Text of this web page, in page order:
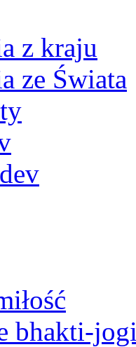
z kraju
ze Świata
bhakti-